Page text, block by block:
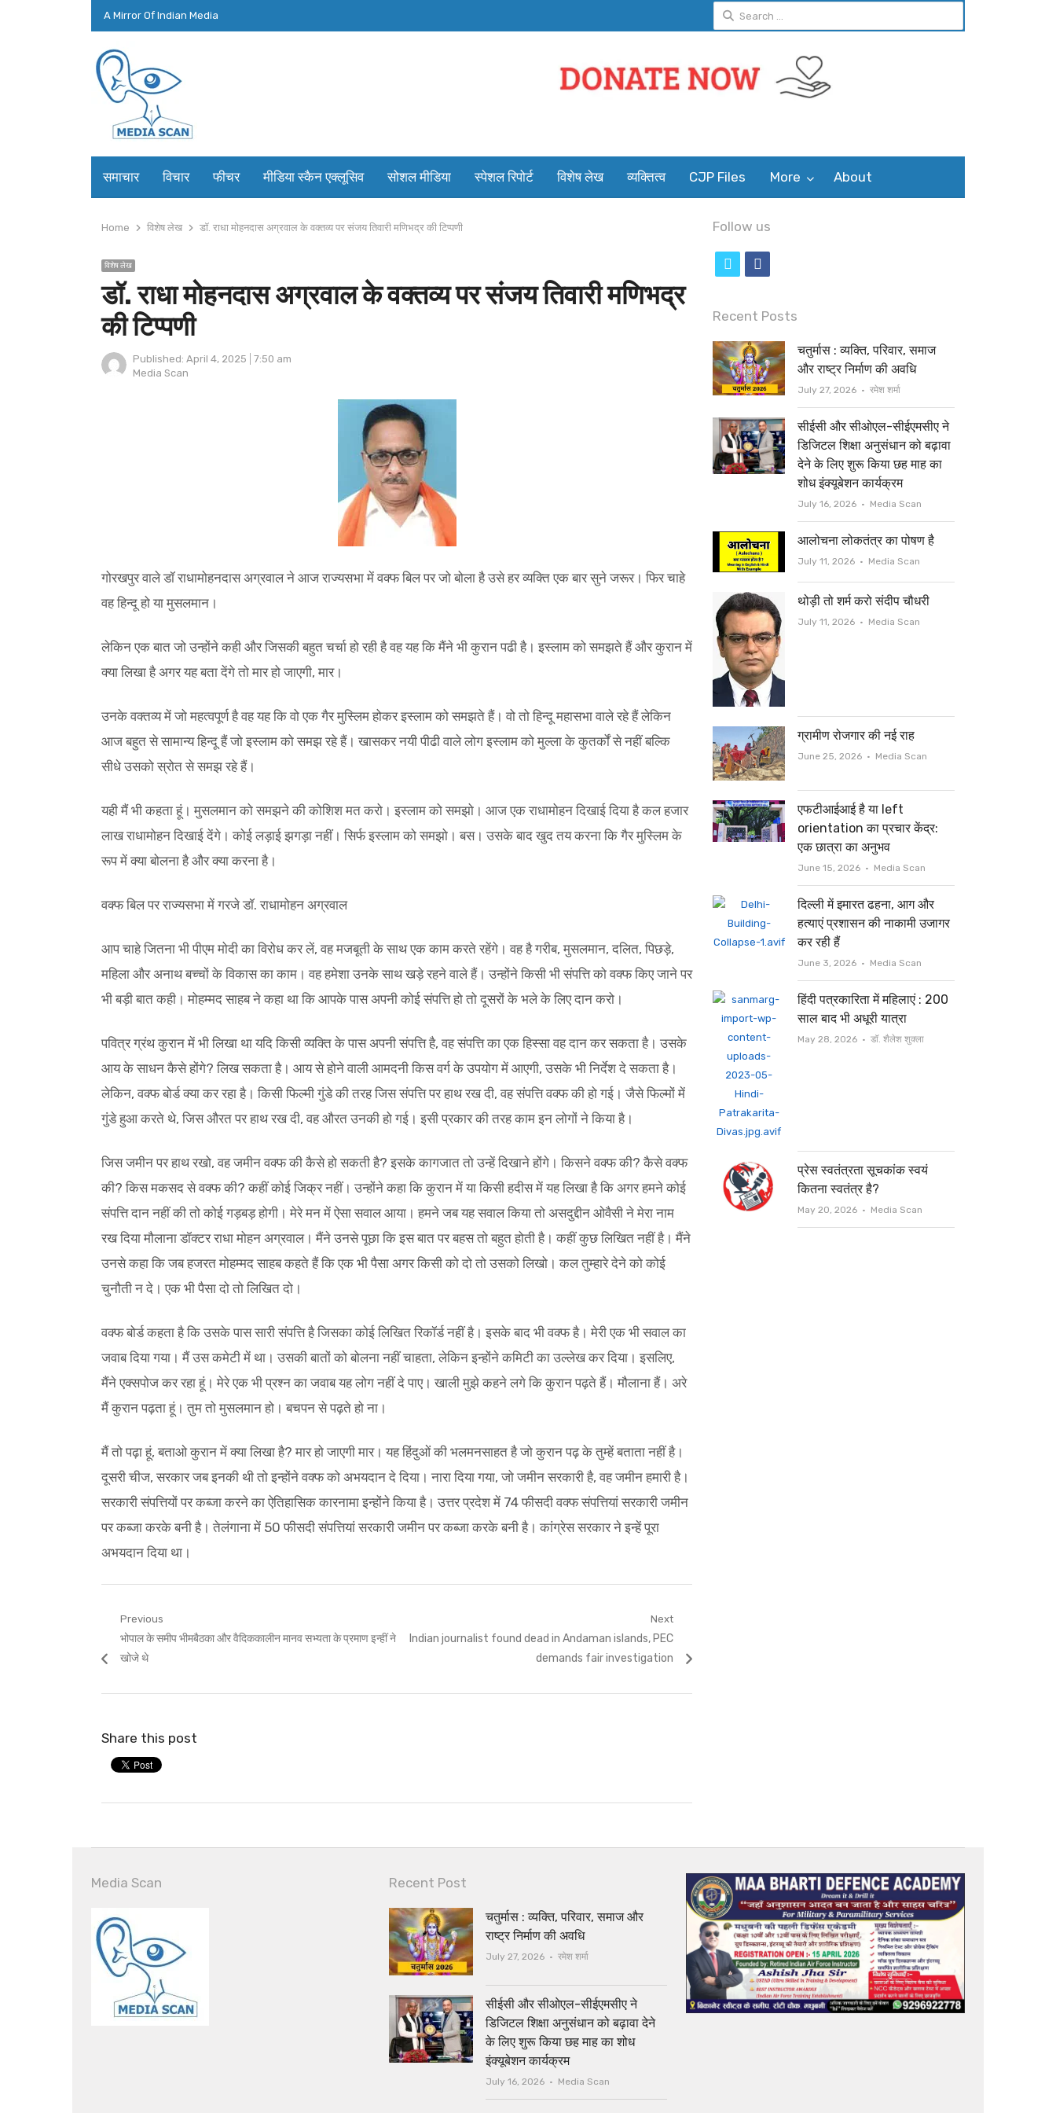
A Mirror Of Indian Media
Search
for:
समाचार विचार फीचर मीडिया स्कैन एक्लूसिव सोशल मीडिया स्पेशल रिपोर्ट विशेष लेख व्यक्तित्व CJP Files More About
Home विशेष लेख डॉ. राधा मोहनदास अग्रवाल के वक्तव्य पर संजय तिवारी मणिभद्र की टिप्पणी
विशेष लेख
डॉ. राधा मोहनदास अग्रवाल के वक्तव्य पर संजय तिवारी मणिभद्र
की टिप्पणी
Published: April 4, 2025
7:50 am
Author
Media Scan
गोरखपुर वाले डॉ राधामोहनदास अग्रवाल ने आज राज्यसभा में वक्फ बिल पर जो बोला है उसे हर व्यक्ति एक बार सुने जरूर। फिर चाहे
वह हिन्दू हो या मुसलमान।
लेकिन एक बात जो उन्होंने कही और जिसकी बहुत चर्चा हो रही है वह यह कि मैंने भी कुरान पढी है। इस्लाम को समझते हैं और कुरान में
क्या लिखा है अगर यह बता देंगे तो मार हो जाएगी, मार।
उनके वक्तव्य में जो महत्वपूर्ण है वह यह कि वो एक गैर मुस्लिम होकर इस्लाम को समझते हैं। वो तो हिन्दू महासभा वाले रहे हैं लेकिन
आज बहुत से सामान्य हिन्दू हैं जो इस्लाम को समझ रहे हैं। खासकर नयी पीढी वाले लोग इस्लाम को मुल्ला के कुतर्कों से नहीं बल्कि
सीधे उसको स्रोत से समझ रहे हैं।
यही मैं भी कहता हूं। मुसलमान को समझने की कोशिश मत करो। इस्लाम को समझो। आज एक राधामोहन दिखाई दिया है कल हजार
लाख राधामोहन दिखाई देंगे। कोई लड़ाई झगड़ा नहीं। सिर्फ इस्लाम को समझो। बस। उसके बाद खुद तय करना कि गैर मुस्लिम के
रूप में क्या बोलना है और क्या करना है।
वक्फ बिल पर राज्यसभा में गरजे डॉ. राधामोहन अग्रवाल
आप चाहे जितना भी पीएम मोदी का विरोध कर लें, वह मजबूती के साथ एक काम करते रहेंगे। वह है गरीब, मुसलमान, दलित, पिछड़े,
महिला और अनाथ बच्चों के विकास का काम। वह हमेशा उनके साथ खड़े रहने वाले हैं। उन्होंने किसी भी संपत्ति को वक्फ किए जाने पर
भी बड़ी बात कही। मोहम्मद साहब ने कहा था कि आपके पास अपनी कोई संपत्ति हो तो दूसरों के भले के लिए दान करो।
पवित्र ग्रंथ कुरान में भी लिखा था यदि किसी व्यक्ति के पास अपनी संपत्ति है, वह संपत्ति का एक हिस्सा वह दान कर सकता है। उसके
आय के साधन कैसे होंगे? लिख सकता है। आय से होने वाली आमदनी किस वर्ग के उपयोग में आएगी, उसके भी निर्देश दे सकता है।
लेकिन, वक्फ बोर्ड क्या कर रहा है। किसी फिल्मी गुंडे की तरह जिस संपत्ति पर हाथ रख दी, वह संपत्ति वक्फ की हो गई। जैसे फिल्मों में
गुंडे हुआ करते थे, जिस औरत पर हाथ रख दी, वह औरत उनकी हो गई। इसी प्रकार की तरह काम इन लोगों ने किया है।
जिस जमीन पर हाथ रखो, वह जमीन वक्फ की कैसे हो सकती है? इसके कागजात तो उन्हें दिखाने होंगे। किसने वक्फ की? कैसे वक्फ
की? किस मकसद से वक्फ की? कहीं कोई जिक्र नहीं। उन्होंने कहा कि कुरान में या किसी हदीस में यह लिखा है कि अगर हमने कोई
संपत्ति दान नहीं की तो कोई गड़बड़ होगी। मेरे मन में ऐसा सवाल आया। हमने जब यह सवाल किया तो असदुद्दीन ओवैसी ने मेरा नाम
रख दिया मौलाना डॉक्टर राधा मोहन अग्रवाल। मैंने उनसे पूछा कि इस बात पर बहस तो बहुत होती है। कहीं कुछ लिखित नहीं है। मैंने
उनसे कहा कि जब हजरत मोहम्मद साहब कहते हैं कि एक भी पैसा अगर किसी को दो तो उसको लिखो। कल तुम्हारे देने को कोई
चुनौती न दे। एक भी पैसा दो तो लिखित दो।
वक्फ बोर्ड कहता है कि उसके पास सारी संपत्ति है जिसका कोई लिखित रिकॉर्ड नहीं है। इसके बाद भी वक्फ है। मेरी एक भी सवाल का
जवाब दिया गया। मैं उस कमेटी में था। उसकी बातों को बोलना नहीं चाहता, लेकिन इन्होंने कमिटी का उल्लेख कर दिया। इसलिए,
मैंने एक्सपोज कर रहा हूं। मेरे एक भी प्रश्न का जवाब यह लोग नहीं दे पाए। खाली मुझे कहने लगे कि कुरान पढ़ते हैं। मौलाना हैं। अरे
मैं कुरान पढ़ता हूं। तुम तो मुसलमान हो। बचपन से पढ़ते हो ना।
मैं तो पढ़ा हूं, बताओ कुरान में क्या लिखा है? मार हो जाएगी मार। यह हिंदुओं की भलमनसाहत है जो कुरान पढ़ के तुम्हें बताता नहीं है।
दूसरी चीज, सरकार जब इनकी थी तो इन्होंने वक्फ को अभयदान दे दिया। नारा दिया गया, जो जमीन सरकारी है, वह जमीन हमारी है।
सरकारी संपत्तियों पर कब्जा करने का ऐतिहासिक कारनामा इन्होंने किया है। उत्तर प्रदेश में 74 फीसदी वक्फ संपत्तियां सरकारी जमीन
पर कब्जा करके बनी है। तेलंगाना में 50 फीसदी संपत्तियां सरकारी जमीन पर कब्जा करके बनी है। कांग्रेस सरकार ने इन्हें पूरा
अभयदान दिया था।
Post
navigation
Previous
Previous
post:
भोपाल के समीप भीमबैठका और वैदिककालीन मानव सभ्यता के प्रमाण इन्हीं ने
खोजे थे
Next
Next
Indian journalist found dead in Andaman islands, PEC
demands fair investigation
Share this post
Follow us
i
t
t
e
r
c
e
b
o
o
k
Recent Posts
चतुर्मास : व्यक्ति, परिवार, समाज
और राष्ट्र निर्माण की अवधि
July 27, 2026 Author
रमेश शर्मा
सीईसी और सीओएल-सीईएमसीए ने
डिजिटल शिक्षा अनुसंधान को बढ़ावा
देने के लिए शुरू किया छह माह का
शोध इंक्यूबेशन कार्यक्रम
July 16, 2026 Author
Media Scan
आलोचना लोकतंत्र का पोषण है
July 11, 2026 Author
Media Scan
थोड़ी तो शर्म करो संदीप चौधरी
July 11, 2026 Author
Media Scan
ग्रामीण रोजगार की नई राह
June 25, 2026 Author
Media Scan
एफटीआईआई है या left
orientation का प्रचार केंद्र:
एक छात्रा का अनुभव
June 15, 2026 Author
Media Scan
दिल्ली में इमारत ढहना, आग और
हत्याएं प्रशासन की नाकामी उजागर
कर रही हैं
June 3, 2026 Author
Media Scan
हिंदी पत्रकारिता में महिलाएं : 200
साल बाद भी अधूरी यात्रा
May 28, 2026 Author
डॉ. शैलेश शुक्ला
प्रेस स्वतंत्रता सूचकांक स्वयं
कितना स्वतंत्र है?
May 20, 2026 Author
Media Scan
Media Scan Recent Post
चतुर्मास : व्यक्ति, परिवार, समाज और
राष्ट्र निर्माण की अवधि
July 27, 2026 Author
रमेश शर्मा
सीईसी और सीओएल-सीईएमसीए ने
डिजिटल शिक्षा अनुसंधान को बढ़ावा देने
के लिए शुरू किया छह माह का शोध
इंक्यूबेशन कार्यक्रम
July 16, 2026 Author
Media Scan